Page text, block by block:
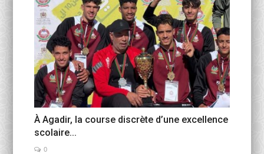
À Agadir, la course discrète d’une excellence
scolaire...
0